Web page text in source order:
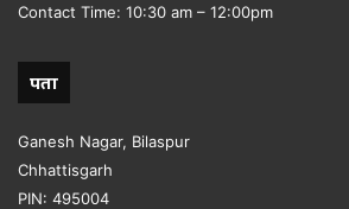
Contact Time: 10:30 am – 12:00pm
पता
Ganesh Nagar, Bilaspur
Chhattisgarh
PIN: 495004